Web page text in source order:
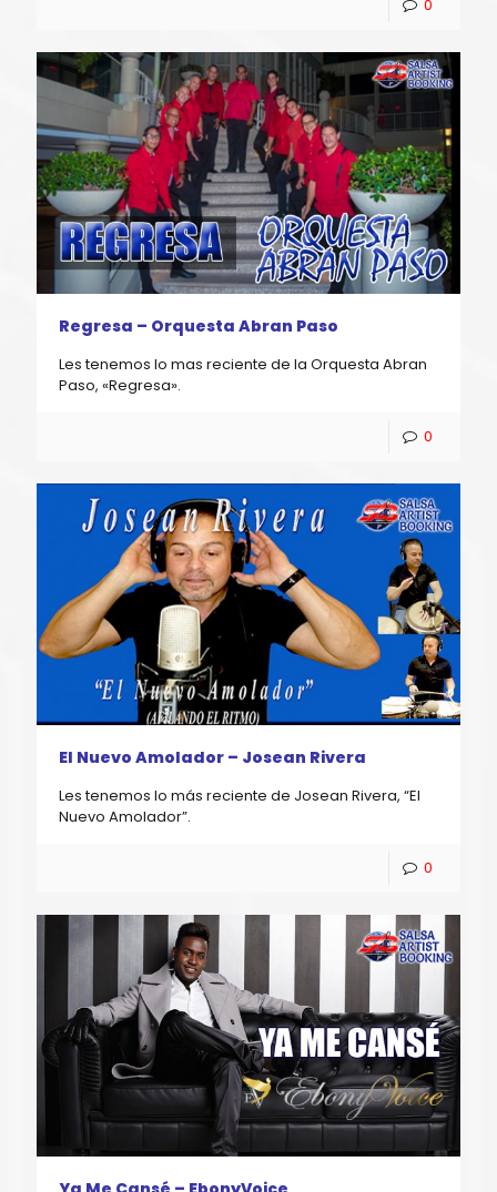
0
Regresa – Orquesta Abran Paso
Les tenemos lo mas reciente de la Orquesta Abran
Paso, «Regresa».
0
El Nuevo Amolador – Josean Rivera
Les tenemos lo más reciente de Josean Rivera, “El
Nuevo Amolador”.
0